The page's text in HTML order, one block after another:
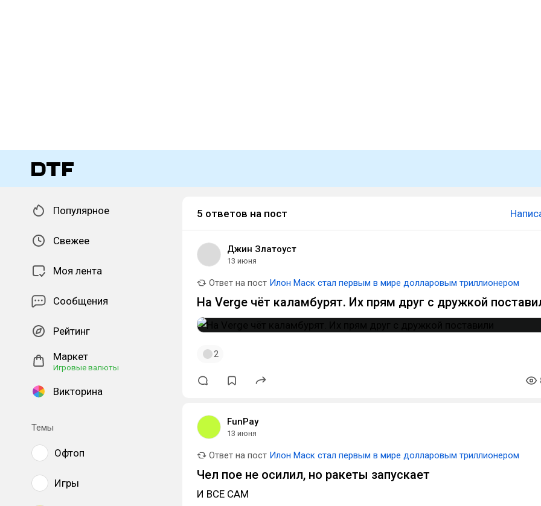
Популярное
Свежее
Моя лента
Сообщения
Рейтинг
Маркет
Игровые валюты
Викторина
Темы
Офтоп
Игры
5 ответов на пост
Джин Златоуст
13 июня
Ответ на пост Илон Маск стал первым в мире долларовым триллионером
На Verge чёт каламбурят. Их прям друг с дружкой
2
FunPay
13 июня
Ответ на пост Илон Маск стал первым в мире долларовым триллионером
Чел пое не осилил, но ракеты запускает
И ВСЕ САМ